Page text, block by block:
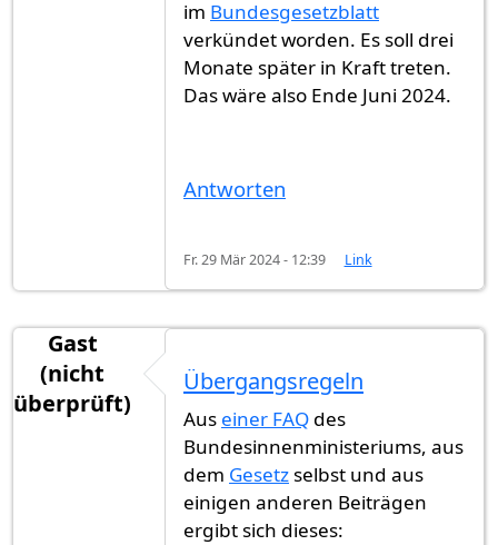
im Bundesgesetzblatt
verkündet worden. Es soll drei
Monate später in Kraft treten.
Das wäre also Ende Juni 2024.
Antworten
Fr. 29 Mär 2024 - 12:39 Link
Gast
(nicht
überprüft)
Übergangsregeln
Aus einer FAQ des
Bundesinnenministeriums, aus
dem Gesetzselbst und aus
einigen anderen Beiträgen
ergibt sich dieses: